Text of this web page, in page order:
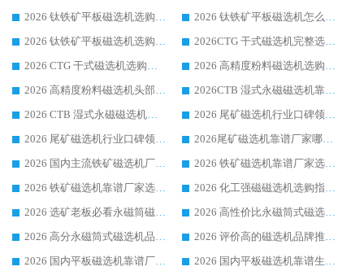
2026 钛铁矿平板磁选机选购全攻略 市场公认优质品牌厂家实力排行榜
2026 钛铁矿平板磁选机怎么选 靠谱生产企业实力排行榜选购参考攻略
2026 钛铁矿平板磁选机选购指南 行业口碑优选品牌生产企业实力排行榜
2026CTG 干式磁选机完整选购指南 行业口碑顶尖靠谱生产龙头厂家实力推荐
2026 CTG 干式磁选机选购指南|行业口碑靠谱生产厂家领域强者推荐
2026 高精度粉料磁选机选购全攻略 行业优质品牌华体会手机网页版-华体会(中国) 实力深度解析
2026 高精度粉料磁选机头部厂家选购指南 行业口碑靠谱品牌推荐 领域强者华体会手机网页版-华体会(中国) 解析
2026CTB 湿式永磁磁选机靠谱厂家实力排行榜 铁矿选矿设备采购全流程选购指南
2026 CTB 湿式永磁磁选机选购指南|行业口碑良好品牌推荐，领域强者华体会手机网页版-华体会(中国)
2026 尾矿磁选机行业口碑领域强者，源头直供国内主流厂家华体会手机网页版-华体会(中国) 一站式服务
2026 尾矿磁选机行业口碑领域强者，源头直供国内主流厂家华体会手机网页版-华体会(中国) 一站式服务
2026尾矿磁选机靠谱厂家哪家好 行业口碑领域强者华体会手机网页版-华体会(中国) 推荐
2026 国内主流铁矿磁选机厂家选购指南|行业口碑好品牌推荐，领域强者华体会手机网页版-华体会(中国)
2026 铁矿磁选机靠谱厂家选购全攻略 行业标杆华体会手机网页版-华体会(中国) 设备性价比出众
2026 铁矿磁选机靠谱厂家选购指南，领域强者华体会手机网页版-华体会(中国) 铁矿磁选机性价比高
2026 化工强磁磁选机选购指南 5 家行业口碑靠谱厂家领域强者推荐
2026 选矿老板必看永磁筒磁选机推荐 行业头部品牌口碑设备选购全攻略
2026 高性价比永磁筒式磁选机品牌盘点 行业强者口碑实测选购完整指南
2026 高分永磁筒式磁选机品牌推荐 选矿设备强者对比测评采购避坑全攻略
2026 评价高的磁选机品牌推荐选购指南，永磁筒式磁选机设备领域强者全景行业口碑解析
2026 国内平板磁选机靠谱厂家排名 行业实测口碑设备按需选购全指南
2026 国内平板磁选机靠谱生产厂家推荐排名|行业口碑选购指南，领域强者按需选设备